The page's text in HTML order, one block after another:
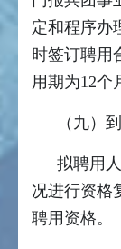
定和程序办
时签订聘用
用期为12个
（九）
拟聘用
况进行资格
聘用资格。